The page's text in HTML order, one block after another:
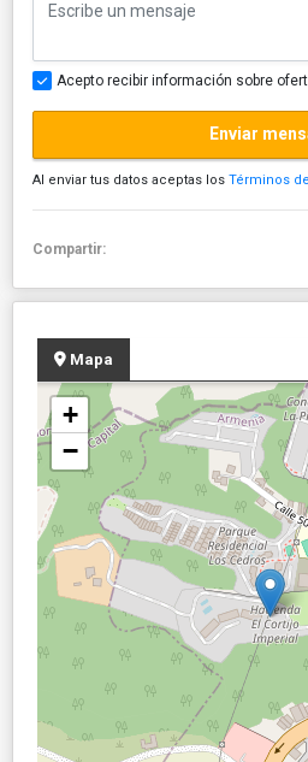
Acepto recibir información sobre
Enviar
Al enviar tus datos aceptas los Términos
Compartir:
Mapa
+
−